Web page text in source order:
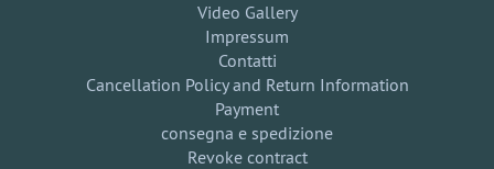
Video Gallery
Impressum
Contatti
Cancellation Policy and Return Information
Payment
consegna e spedizione
Revoke contract